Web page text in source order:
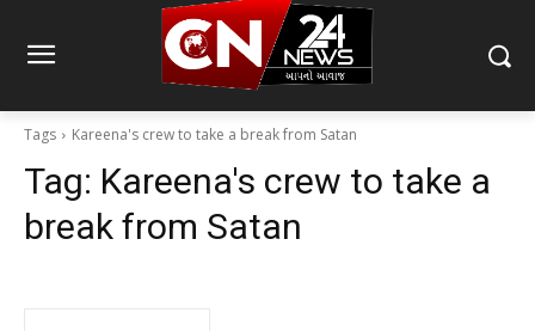
Tags Kareena's crew to take a break from Satan
Tag: Kareena's crew to take a
break from Satan